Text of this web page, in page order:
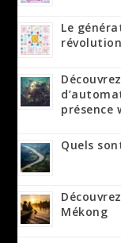
Le
présence
Quels
Mékong